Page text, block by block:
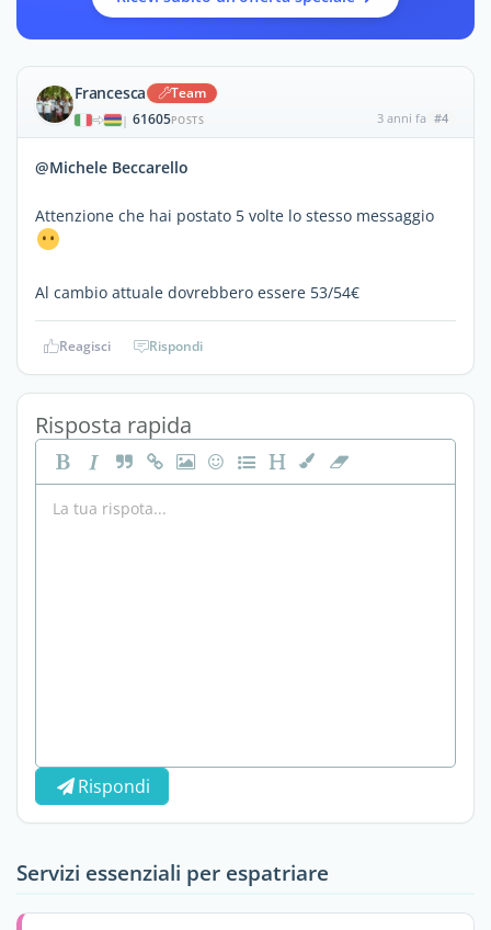
Francesca Team
| 61605POSTS 3 anni fa #4
@Michele Beccarello
Attenzione che hai postato 5 volte lo stesso messaggio
Al cambio attuale dovrebbero essere 53/54€
Reagisci Rispondi
Risposta rapida
Rispondi
Servizi essenziali per espatriare